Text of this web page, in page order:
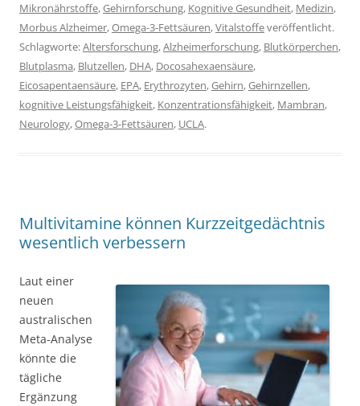
Mikronährstoffe,Gehirnforschung, Kognitive Gesundheit, Medizin,
Morbus Alzheimer,Omega-3-Fettsäuren,Vitalstoffeveröffentlicht.
Schlagworte:Altersforschung,Alzheimerforschung, Blutkörperchen,
Blutplasma, Blutzellen, DHA, Docosahexaensäure,
Eicosapentaensäure, EPA, Erythrozyten,Gehirn,Gehirnzellen,
kognitive Leistungsfähigkeit, Konzentrationsfähigkeit, Mambran,
Neurology,Omega-3-Fettsäuren, UCLA.
Multivitamine können Kurzzeitgedächtnis
wesentlich verbessern
Laut einer
neuen
australischen
Meta-Analyse
könnte die
tägliche
Ergänzung